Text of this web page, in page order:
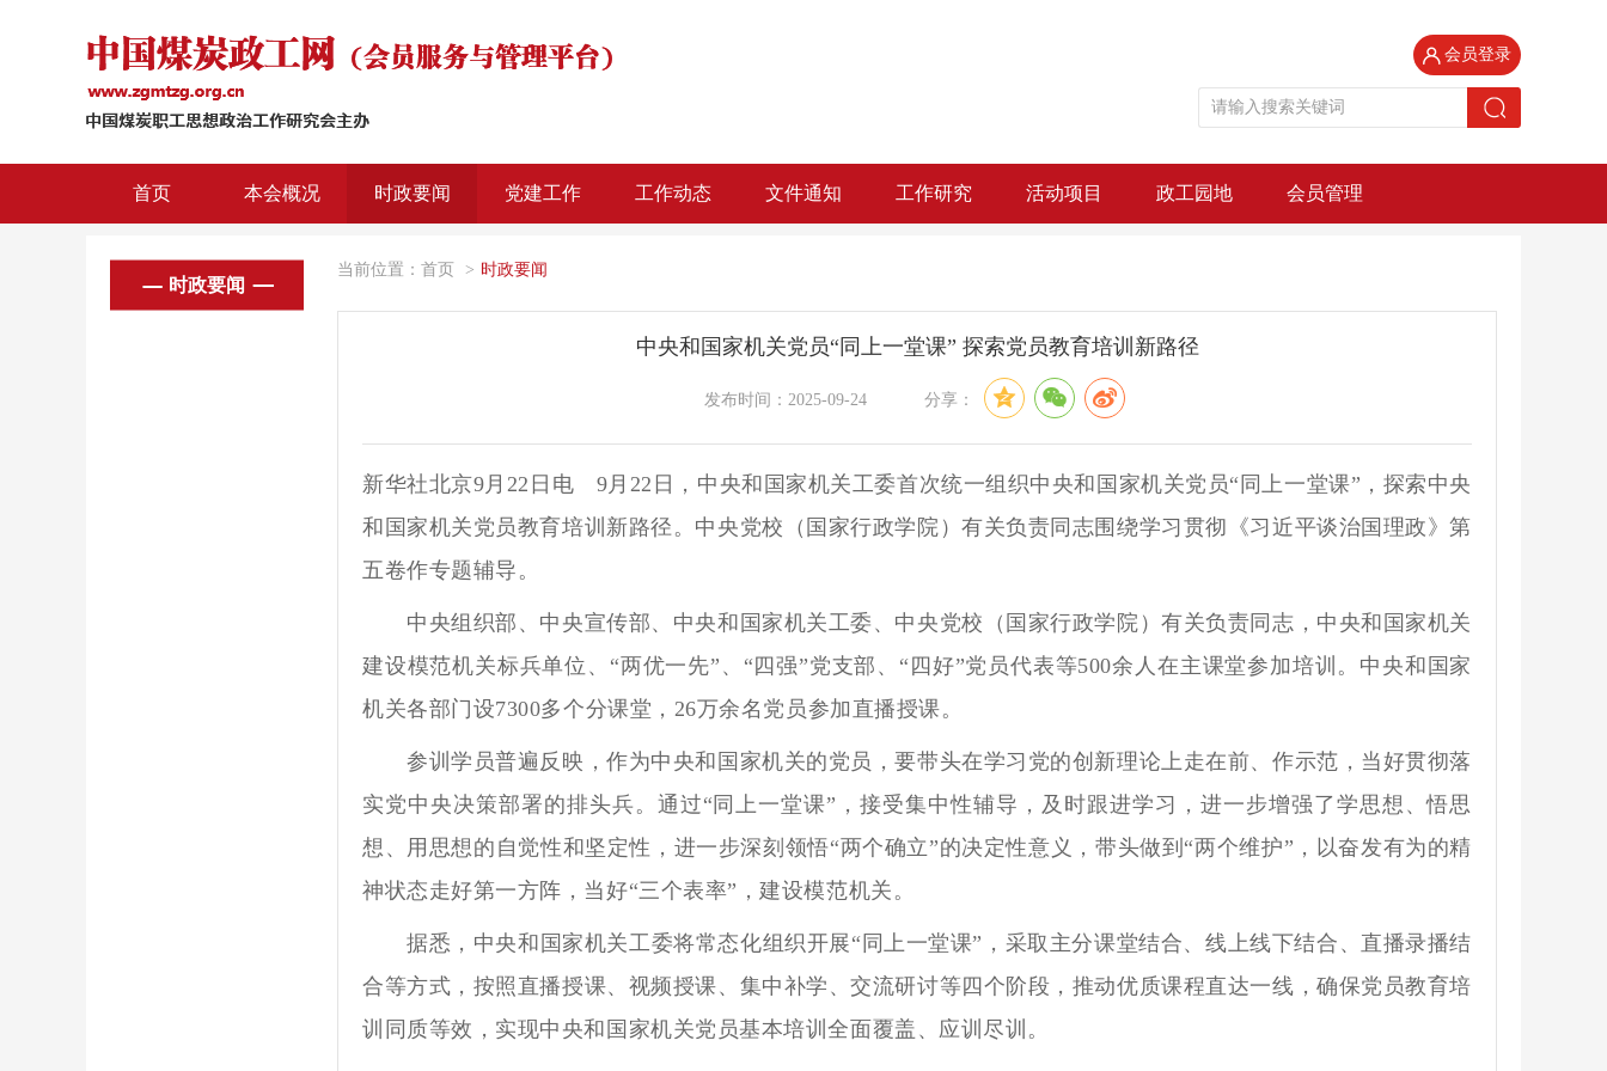
会员登录
首页 本会概况 时政要闻 党建工作 工作动态 文件通知 工作研究 活动项目 政工园地 会员管理
时政要闻
当前位置： 首页 > 时政要闻
中央和国家机关党员“同上一堂课” 探索党员教育培训新路径
发布时间：2025-09-24 分享：
新华社北京9月22日电 9月22日，中央和国家机关工委首次统一组织中央和国家机关党员“同上一堂课”，探索中央
和国家机关党员教育培训新路径。中央党校（国家行政学院）有关负责同志围绕学习贯彻《习近平谈治国理政》第
五卷作专题辅导。
中央组织部、中央宣传部、中央和国家机关工委、中央党校（国家行政学院）有关负责同志，中央和国家机关
建设模范机关标兵单位、“两优一先”、“四强”党支部、“四好”党员代表等500余人在主课堂参加培训。中央和国家
机关各部门设7300多个分课堂，26万余名党员参加直播授课。
参训学员普遍反映，作为中央和国家机关的党员，要带头在学习党的创新理论上走在前、作示范，当好贯彻落
实党中央决策部署的排头兵。通过“同上一堂课”，接受集中性辅导，及时跟进学习，进一步增强了学思想、悟思
想、用思想的自觉性和坚定性，进一步深刻领悟“两个确立”的决定性意义，带头做到“两个维护”，以奋发有为的精
神状态走好第一方阵，当好“三个表率”，建设模范机关。
据悉，中央和国家机关工委将常态化组织开展“同上一堂课”，采取主分课堂结合、线上线下结合、直播录播结
合等方式，按照直播授课、视频授课、集中补学、交流研讨等四个阶段，推动优质课程直达一线，确保党员教育培
训同质等效，实现中央和国家机关党员基本培训全面覆盖、应训尽训。